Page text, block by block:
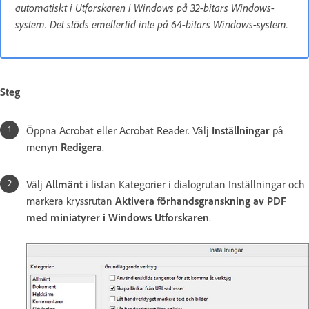
automatiskt i Utforskaren i Windows på 32-bitars Windows-
system. Det stöds emellertid inte på 64-bitars Windows-system.
Steg
Öppna Acrobat eller Acrobat Reader. Välj Inställningar på
menyn Redigera.
Välj Allmänt i listan Kategorier i dialogrutan Inställningar och
markera kryssrutan Aktivera förhandsgranskning av PDF
med miniatyrer i Windows Utforskaren.